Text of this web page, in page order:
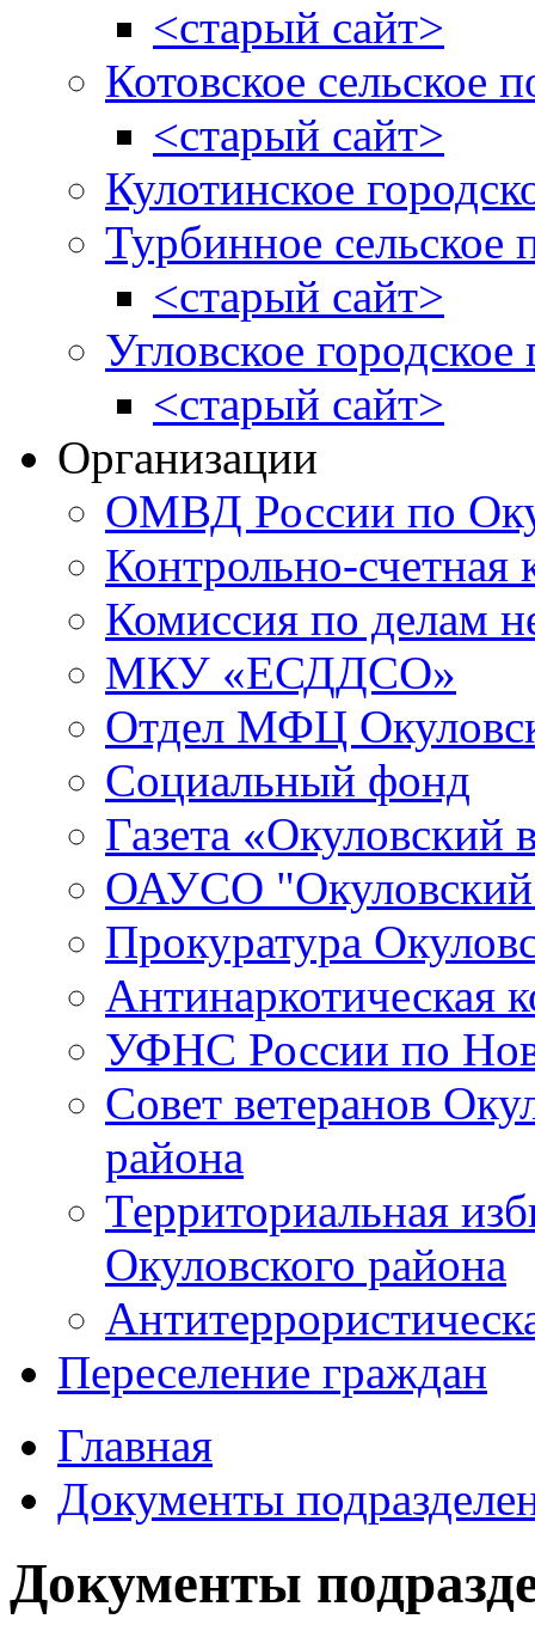
<старый сайт>
Котовское сельское
<старый сайт>
Кулотинское
Турбинное сельское
<старый сайт>
Угловское городское
<старый сайт>
Организации
ОМВД России по
Контрольно-счетная
Комиссия по делам
МКУ «ЕСДДСО»
Отдел МФЦ
Социальный фонд
Газета «Окуловский
ОАУСО
Прокуратура
Антинаркотическая
УФНС России по
Совет ветеранов
района
Территориальная
Окуловского района
Переселение граждан
Главная
Документы
Документы